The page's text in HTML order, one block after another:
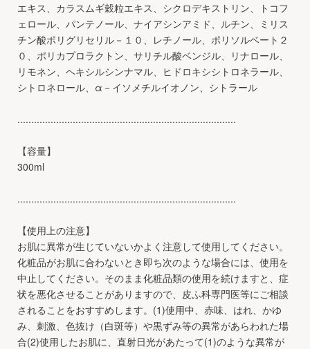
エキス、カラスムギ穀粒エキス、シクロデキストリン、トコフ
ェロール、パンテノール、ナイアシンアミド、ルチン、ミリス
チン酸ポリグリセリル－１０、レチノール、ポリソルベート２
０、ポリカプロラクトン、サリチル酸ベンジル、リナロール、
リモネン、ヘキシルシンナマル、ヒドロキシシトロネラール、
シトロネロール、α－イソメチルイオノン、シトラール
...............................................................................
【容量】
300ml
...............................................................................
【使用上の注意】
お肌に異常が生じていないかよく注意して使用してください。
化粧品がお肌に合わないとき即ち次のような場合には、使用を
中止してください。そのまま化粧品類の使用を続けますと、症
状を悪化させることがありますので、皮ふ科専門医等にご相談
されることをおすすめします。(1)使用中、赤味、はれ、かゆ
み、刺激、色抜け（白斑等）や黒ずみ等の異常があらわれた場
合(2)使用したお肌に、直射日光があたって(1)のような異常が